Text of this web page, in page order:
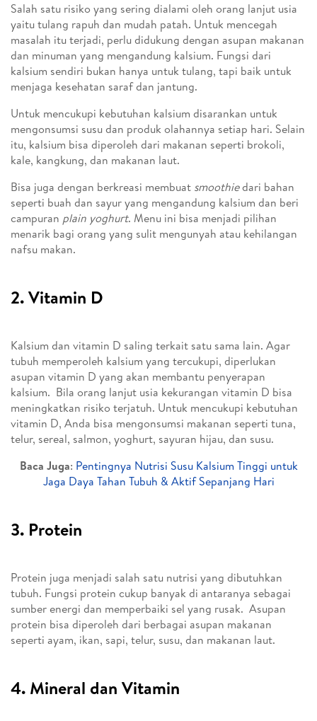
Salah satu risiko yang sering dialami oleh orang lanjut usia
yaitu tulang rapuh dan mudah patah. Untuk mencegah
masalah itu terjadi, perlu didukung dengan asupan makanan
dan minuman yang mengandung kalsium. Fungsi dari
kalsium sendiri bukan hanya untuk tulang, tapi baik untuk
menjaga kesehatan saraf dan jantung.
Untuk mencukupi kebutuhan kalsium disarankan untuk
mengonsumsi susu dan produk olahannya setiap hari. Selain
itu, kalsium bisa diperoleh dari makanan seperti brokoli,
kale, kangkung, dan makanan laut.
Bisa juga dengan berkreasi membuat smoothiedari bahan
seperti buah dan sayur yang mengandung kalsium dan beri
campuran plain yoghurt. Menu ini bisa menjadi pilihan
menarik bagi orang yang sulit mengunyah atau kehilangan
nafsu makan.
2. Vitamin D
Kalsium dan vitamin D saling terkait satu sama lain. Agar
tubuh memperoleh kalsium yang tercukupi, diperlukan
asupan vitamin D yang akan membantu penyerapan
kalsium. Bila orang lanjut usia kekurangan vitamin D bisa
meningkatkan risiko terjatuh. Untuk mencukupi kebutuhan
vitamin D, Anda bisa mengonsumsi makanan seperti tuna,
telur, sereal, salmon, yoghurt, sayuran hijau, dan susu.
Baca Juga: Pentingnya Nutrisi Susu Kalsium Tinggi untuk
Jaga Daya Tahan Tubuh & Aktif Sepanjang Hari
3. Protein
Protein juga menjadi salah satu nutrisi yang dibutuhkan
tubuh. Fungsi protein cukup banyak di antaranya sebagai
sumber energi dan memperbaiki sel yang rusak. Asupan
protein bisa diperoleh dari berbagai asupan makanan
seperti ayam, ikan, sapi, telur, susu, dan makanan laut.
4. Mineral dan Vitamin